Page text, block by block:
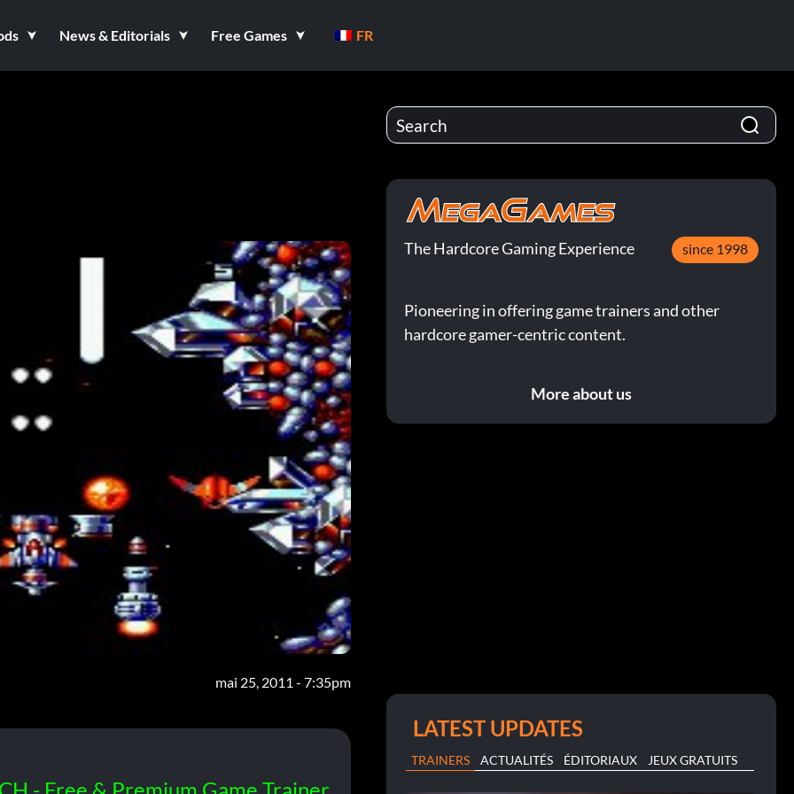
News & Editorials Free Games FR
mai 25, 2011 - 7:35pm
The Hardcore Gaming Experience since 1998
Pioneering in offering game trainers and other
hardcore gamer-centric content.
More about us
LATEST UPDATES
TRAINERS ACTUALITÉS ÉDITORIAUX JEUX GRATUITS